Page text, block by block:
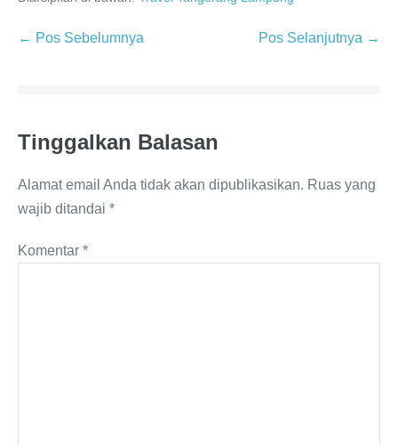
← Pos Sebelumnya Pos Selanjutnya →
Tinggalkan Balasan
Alamat email Anda tidak akan dipublikasikan. Ruas yang
wajib ditandai *
Komentar *